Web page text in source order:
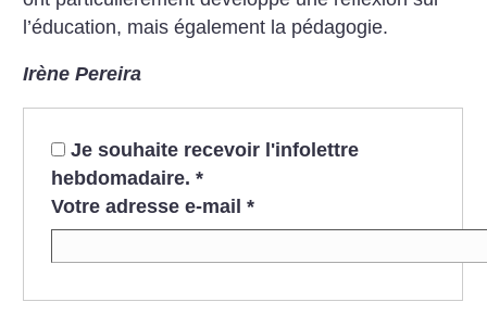
l’éducation, mais également la pédagogie.
Irène Pereira
Je souhaite recevoir l'infolettre
hebdomadaire. *
Votre adresse e-mail *